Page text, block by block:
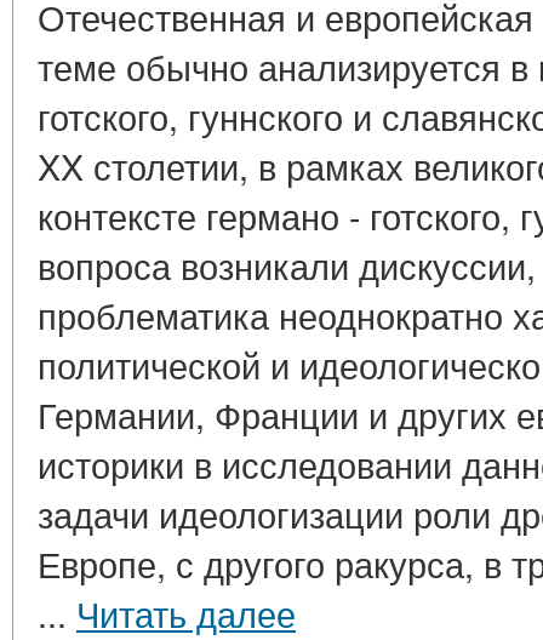
Отечественная и
теме обычно анализируется в
готского, гуннского и
XX столетии, в рамках
контексте германо - готского,
вопроса возникали
проблематика неоднократно
политической и
Германии, Франции и других
историки в исследовании
задачи идеологизации роли
Европе, с другого ракурса, в
... Читать далее